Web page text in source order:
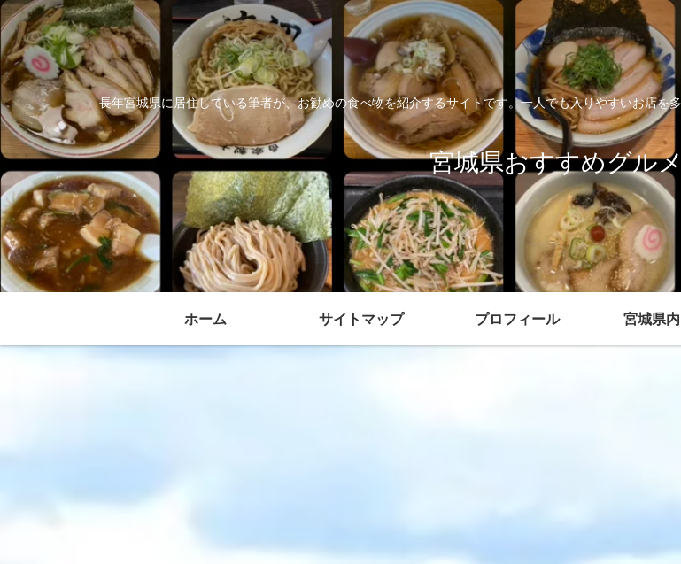
長年宮城県に居住している筆者が、お勧めの食べ物を紹介するサイトです。一人でも入りやすいお店
宮城県おすすめグル
ホーム サイトマップ プロフィール 宮城県